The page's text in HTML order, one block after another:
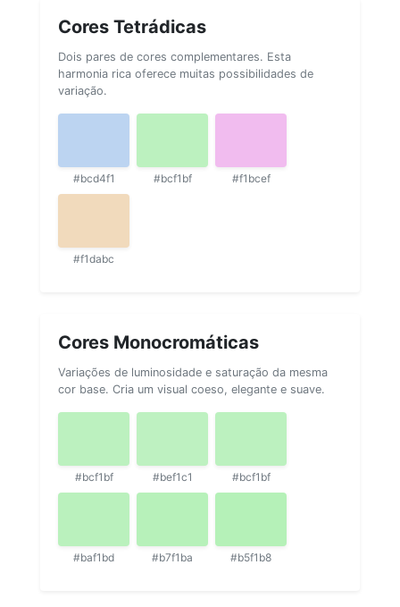
Cores Tetrádicas
Dois pares de cores complementares. Esta
harmonia rica oferece muitas possibilidades de
variação.
#bcd4f1 #bcf1bf #f1bcef
#f1dabc
Cores Monocromáticas
Variações de luminosidade e saturação da mesma
cor base. Cria um visual coeso, elegante e suave.
#bcf1bf #bef1c1 #bcf1bf
#baf1bd #b7f1ba #b5f1b8